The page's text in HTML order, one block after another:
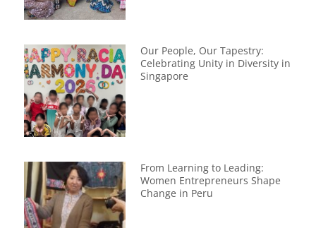
Our People, Our Tapestry:
Celebrating Unity in Diversity in
Singapore
From Learning to Leading:
Women Entrepreneurs Shape
Change in Peru